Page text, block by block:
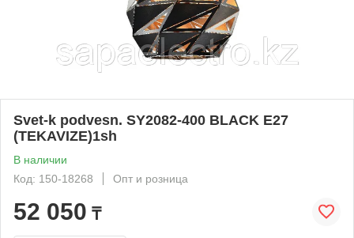
Svet-k podvesn. SY2082-400 BLACK E27
(TEKAVIZE)1sh
В наличии
Код: 150-18268
Опт и розница
52 050 ₸